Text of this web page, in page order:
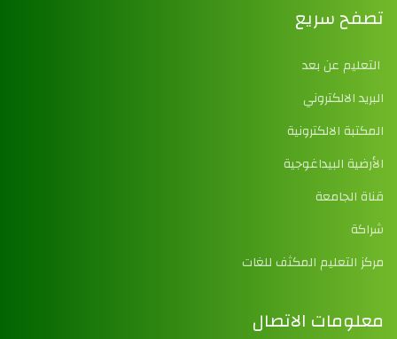
تصفح سريع
التعليم عن بعد
البريد الالكتروني
المكتبة الالكترونية
الأرضية البيداغوجية
قناة الجامعة
شراكة
مركز التعليم المكثف للغات
معلومات الاتصال